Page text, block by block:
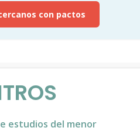
con pactos
estudios del menor